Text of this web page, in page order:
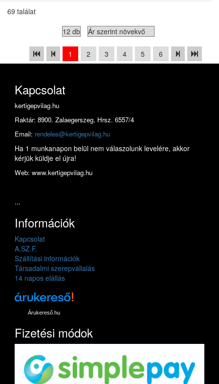
69 találat
1 2 3 4 5 6
Kapcsolat
kertigepvilag.hu
Raktár: 8900. Zalaegerszeg, Hrsz. 6557/4
Email: rendeles@kertigepvilag.hu
Ha 1 munkanapon belül nem válaszolunk levelére, akkor
kérjük küldje el újra!
Web: www.kertigepvilag.hu
...
Információk
Kapcsolat
A.SZ.F.
Szállítási információk
Társadalmi szerepvállalás
14 napos elállás
Árukereső.hu
Fizetési módok